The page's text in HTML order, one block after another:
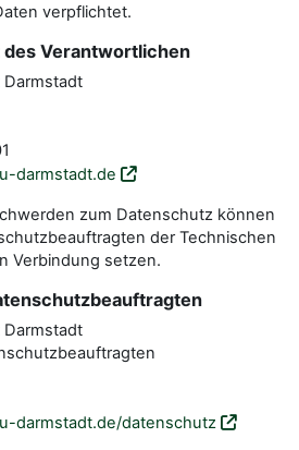
verpflichtet.
Verantwortlichen
darmstadt.de
zum Datenschutz können
der Technischen
Verbindung setzen.
darmstadt.de/datenschutz